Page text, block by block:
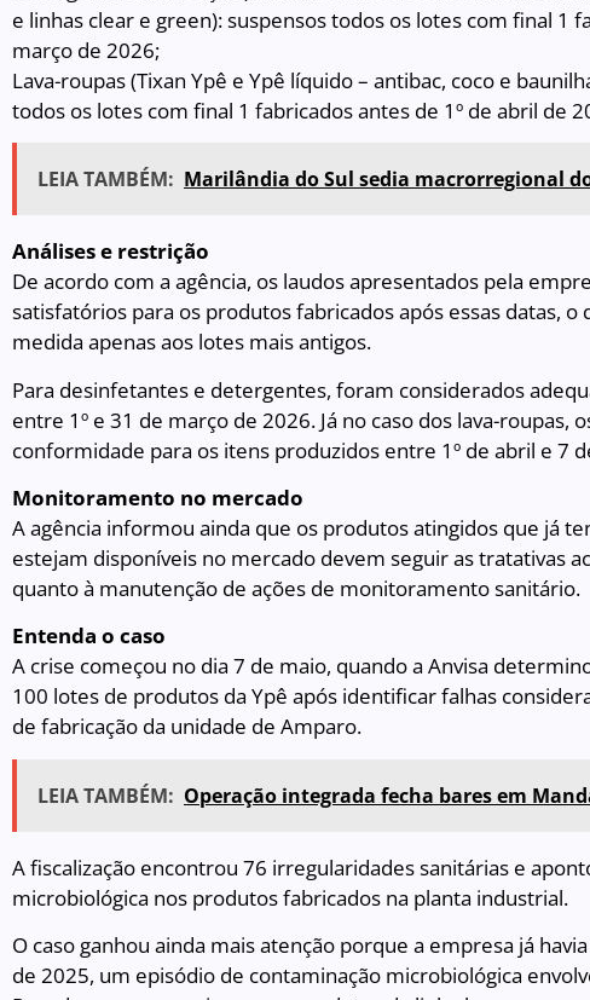
e linhas clear e green): suspensos todos os lotes com final 1
março de 2026;
Lava-roupas (Tixan Ypê e Ypê líquido – antibac, coco e
todos os lotes com final 1 fabricados antes de 1º de abril de
LEIA TAMBÉM: Marilândia do Sul sedia macrorregional
Análises e restrição
De acordo com a agência, os laudos apresentados pela
satisfatórios para os produtos fabricados após essas datas, o
medida apenas aos lotes mais antigos.
Para desinfetantes e detergentes, foram considerados
entre 1º e 31 de março de 2026. Já no caso dos lava-roupas,
conformidade para os itens produzidos entre 1º de abril e 7
Monitoramento no mercado
A agência informou ainda que os produtos atingidos que já
estejam disponíveis no mercado devem seguir as tratativas
quanto à manutenção de ações de monitoramento sanitário.
Entenda o caso
A crise começou no dia 7 de maio, quando a Anvisa
100 lotes de produtos da Ypê após identificar falhas
de fabricação da unidade de Amparo.
LEIA TAMBÉM: Operação integrada fecha bares em
A fiscalização encontrou 76 irregularidades sanitárias e
microbiológica nos produtos fabricados na planta industrial.
O caso ganhou ainda mais atenção porque a empresa já
de 2025, um episódio de contaminação microbiológica